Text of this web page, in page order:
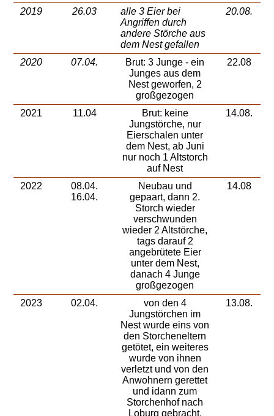
2019 26.03
alle 3 Eier bei
Angriffen durch
andere Störche aus
dem Nest gefallen
20.08.
2020 07.04.
Brut: 3 Junge - ein
Junges aus dem
Nest geworfen, 2
großgezogen
22.08
2021 11.04
Brut: keine
Jungstörche, nur
Eierschalen unter
dem Nest, ab Juni
nur noch 1 Altstorch
auf Nest
14.08.
2022
08.04.
16.04.
Neubau und
gepaart, dann 2.
Storch wieder
verschwunden
wieder 2 Altstörche,
tags darauf 2
angebrütete Eier
unter dem Nest,
danach 4 Junge
großgezogen
14.08
2023 02.04.
von den 4
Jungstörchen im
Nest wurde eins von
den Storcheneltern
getötet, ein weiteres
wurde von ihnen
verletzt und von den
Anwohnern gerettet
und idann zum
Storchenhof nach
Loburg gebracht.
13.08.